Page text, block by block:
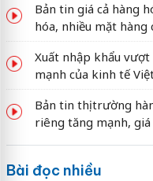
Bản tin giá cả hàng
hóa, nhiều mặt hàng
Xuất nhập khẩu
mạnh của kinh tế
Bản tin thị trường
riêng tăng mạnh,
Bài đọc nhiều